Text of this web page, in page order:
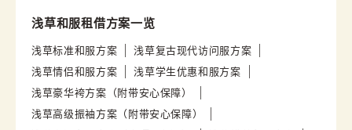
浅草和服租借方案一览
浅草标准和服方案
浅草复古现代访问服方案
浅草情侣和服方案
浅草学生优惠和服方案
浅草豪华袴方案（附带安心保障）
浅草高级振袖方案（附带安心保障）